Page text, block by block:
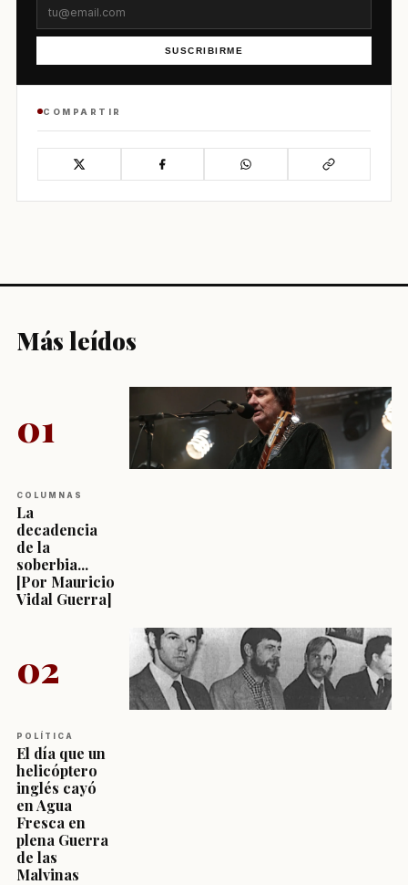
SUSCRIBIRME
COMPARTIR
Más leídos
01
COLUMNAS
La
decadencia
de la
soberbia...
[Por Mauricio
Vidal Guerra]
02
POLÍTICA
El día que un
helicóptero
inglés cayó
en Agua
Fresca en
plena Guerra
de las
Malvinas